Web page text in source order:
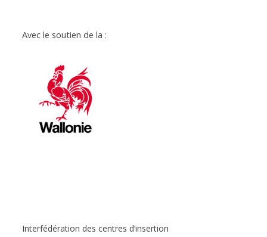
Avec le soutien de la :
Interfédération des centres d’insertion